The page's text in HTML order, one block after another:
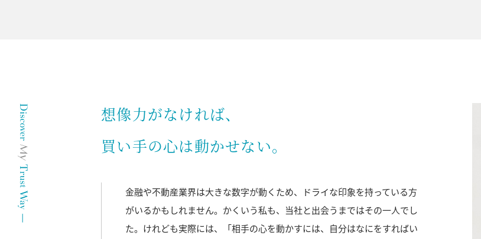
想像力がなければ、
買い手の心は動かせない。
金融や不動産業界は大きな数字が動くため、ドライな印象を持っている方
がいるかもしれません。かくいう私も、当社と出会うまではその一人でし
た。けれども実際には、「相手の心を動かすには、自分はなにをすればい